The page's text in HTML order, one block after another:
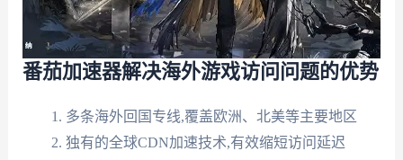
番茄加速器解决海外游戏访问问题的优势
多条海外回国专线,覆盖欧洲、北美等主要地区
独有的全球CDN加速技术,有效缩短访问延迟